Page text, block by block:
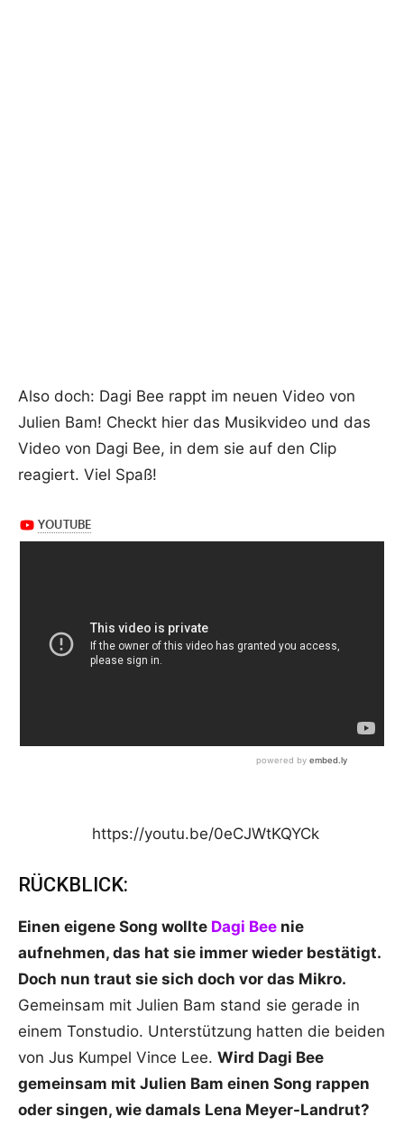
Also doch: Dagi Bee rappt im neuen Video von
Julien Bam! Checkt hier das Musikvideo und das
Video von Dagi Bee, in dem sie auf den Clip
reagiert. Viel Spaß!
https://youtu.be/0eCJWtKQYCk
RÜCKBLICK:
Einen eigene Song wollte Dagi Bee nie
aufnehmen, das hat sie immer wieder bestätigt.
Doch nun traut sie sich doch vor das Mikro.
Gemeinsam mit Julien Bam stand sie gerade in
einem Tonstudio. Unterstützung hatten die beiden
von Jus Kumpel Vince Lee. Wird Dagi Bee
gemeinsam mit Julien Bam einen Song rappen
oder singen, wie damals Lena Meyer-Landrut?